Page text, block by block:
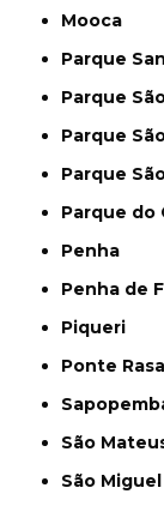
Mooca
Parque
Parque
Parque
Parque
Parque
Penha
Penha de
Piqueri
Ponte Rasa
São
São